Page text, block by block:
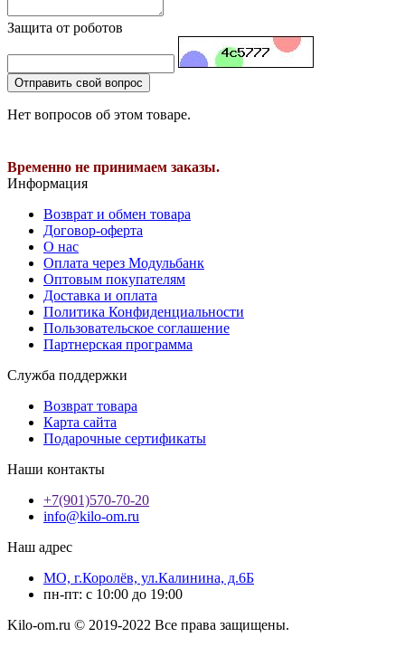
Защита от роботов
Отправить свой вопрос
Нет вопросов об этом товаре.
Временно не принимаем заказы.
Информация
Возврат и обмен товара
Договор-оферта
О нас
Оплата через Модульбанк
Оптовым покупателям
Доставка и оплата
Политика Конфиденциальности
Пользовательское соглашение
Партнерская программа
Служба поддержки
Возврат товара
Карта сайта
Подарочные сертификаты
Наши контакты
+7(901)570-70-20
info@kilo-om.ru
Наш адрес
МО, г.Королёв, ул.Калинина, д.6Б
пн-пт: с 10:00 до 19:00
Kilo-om.ru © 2019-2022 Все права защищены.